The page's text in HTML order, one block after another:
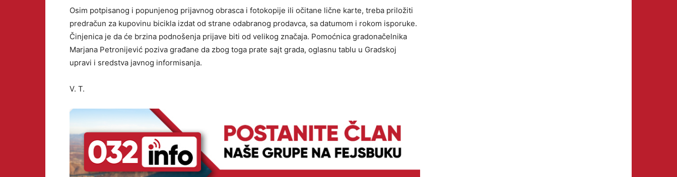
Osim potpisanog i popunjenog prijavnog obrasca i fotokopije ili očitane lične karte, treba priložiti
predračun za kupovinu bicikla izdat od strane odabranog prodavca, sa datumom i rokom isporuke.
Činjenica je da će brzina podnošenja prijave biti od velikog značaja. Pomoćnica gradonačelnika
Marjana Petronijević poziva građane da zbog toga prate sajt grada, oglasnu tablu u Gradskoj
upravi i sredstva javnog informisanja.
V. T.